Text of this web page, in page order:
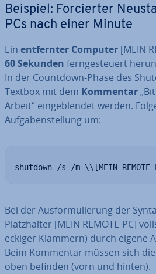
Beispiel: For­cier­ter
PCs nach einer Minute
Ein ent­fern­ter Computer [MEIN
60 Sekunden fern­ge­steu­ert
In der Countdown-Phase des
Textbox mit dem Kommentar
Arbeit“ ein­ge­blen­det werden.
Auf­ga­ben­stel­lung um:
shutdown /s /m \\[MEIN
Bei der Aus­for­mu­lie­rung der
Platz­hal­ter [MEIN REMOTE-PC]
eckiger Klammern) durch eigene
Beim Kommentar müssen sich
oben befinden (vorn und hinten).